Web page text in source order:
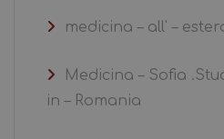
medicina – all' –
Medicina – Sofia
in – Romania